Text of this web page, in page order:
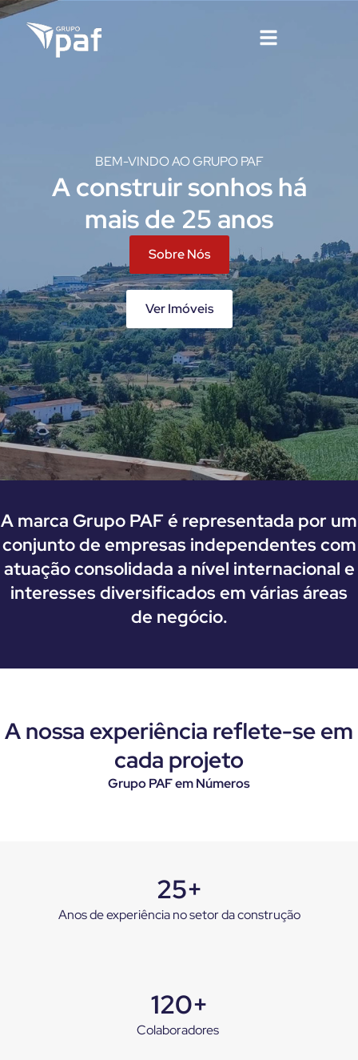
BEM-VINDO AO GRUPO PAF
A construir sonhos há
mais de 25 anos
Sobre Nós
Ver Imóveis
A marca Grupo PAF é representada por um
conjunto de empresas independentes com
atuação consolidada a nível internacional e
interesses diversificados em várias áreas
de negócio.
A nossa experiência reflete-se em
cada projeto
Grupo PAF em Números
25+
Anos de experiência no setor da construção
120+
Colaboradores